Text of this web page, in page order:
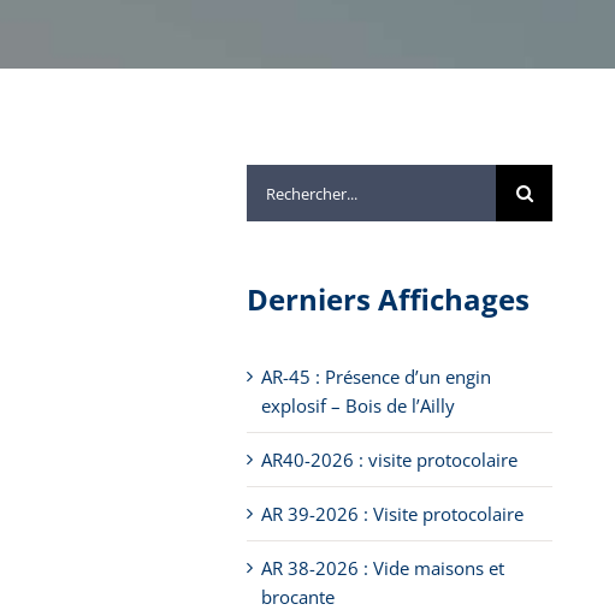
Derniers Affichages
AR-45 : Présence d’un engin
explosif – Bois de l’Ailly
AR40-2026 : visite protocolaire
AR 39-2026 : Visite protocolaire
AR 38-2026 : Vide maisons et
brocante